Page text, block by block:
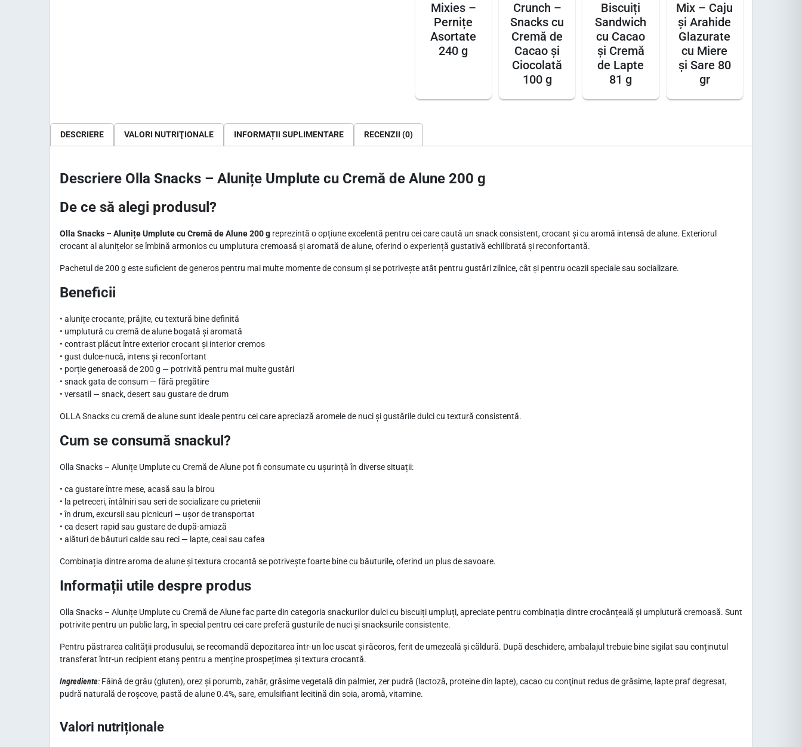
d
l
n
0
Mixies –
Pernițe
Asortate
240 g
Crunch –
Snacks cu
Cremă de
Cacao și
Ciocolată
100 g
Biscuiți
Sandwich
cu Cacao
și Cremă
de Lapte
81 g
Mix – Caju
și Arahide
Glazurate
cu Miere
și Sare 80
gr
DESCRIERE VALORI NUTRIŢIONALE INFORMAȚII SUPLIMENTARE RECENZII (0)
Descriere Olla Snacks – Alunițe Umplute cu Cremă de Alune 200 g
De ce să alegi produsul?
Olla Snacks – Alunițe Umplute cu Cremă de Alune 200 g reprezintă o opțiune excelentă pentru cei care caută un snack consistent, crocant și cu aromă intensă de alune. Exteriorul
crocant al alunițelor se îmbină armonios cu umplutura cremoasă și aromată de alune, oferind o experiență gustativă echilibrată și reconfortantă.
Pachetul de 200 g este suficient de generos pentru mai multe momente de consum și se potrivește atât pentru gustări zilnice, cât și pentru ocazii speciale sau socializare.
Beneficii
• alunițe crocante, prăjite, cu textură bine definită
• umplutură cu cremă de alune bogată și aromată
• contrast plăcut între exterior crocant și interior cremos
• gust dulce-nucă, intens și reconfortant
• porție generoasă de 200 g — potrivită pentru mai multe gustări
• snack gata de consum — fără pregătire
• versatil — snack, desert sau gustare de drum
OLLA Snacks cu cremă de alune sunt ideale pentru cei care apreciază aromele de nuci și gustările dulci cu textură consistentă.
Cum se consumă snackul?
Olla Snacks – Alunițe Umplute cu Cremă de Alune pot fi consumate cu ușurință în diverse situații:
• ca gustare între mese, acasă sau la birou
• la petreceri, întâlniri sau seri de socializare cu prietenii
• în drum, excursii sau picnicuri — ușor de transportat
• ca desert rapid sau gustare de după-amiază
• alături de băuturi calde sau reci — lapte, ceai sau cafea
Combinația dintre aroma de alune și textura crocantă se potrivește foarte bine cu băuturile, oferind un plus de savoare.
Informații utile despre produs
Olla Snacks – Alunițe Umplute cu Cremă de Alune fac parte din categoria snackurilor dulci cu biscuiți umpluți, apreciate pentru combinația dintre crocănțeală și umplutură cremoasă. Sunt
potrivite pentru un public larg, în special pentru cei care preferă gusturile de nuci și snacksurile consistente.
Pentru păstrarea calității produsului, se recomandă depozitarea într-un loc uscat și răcoros, ferit de umezeală și căldură. După deschidere, ambalajul trebuie bine sigilat sau conținutul
transferat într-un recipient etanș pentru a menține prospețimea și textura crocantă.
Ingrediente: Făină de grâu (gluten), orez şi porumb, zahăr, grăsime vegetală din palmier, zer pudră (lactoză, proteine din lapte), cacao cu conţinut redus de grăsime, lapte praf degresat,
pudră naturală de roşcove, pastă de alune 0.4%, sare, emulsifiant lecitină din soia, aromă, vitamine.
Valori nutriționale